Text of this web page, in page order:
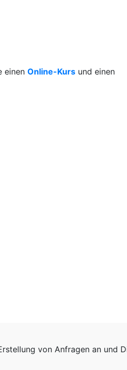
einen Online-Kurs und einen
von Anfragen an und